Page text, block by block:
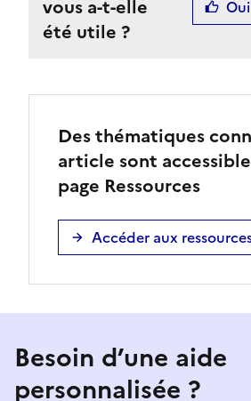
vous a-t-elle
été utile ?
Oui
Des thématiques
article sont
page Ressources
Accéder aux
Besoin d’une aide
personnalisée ?